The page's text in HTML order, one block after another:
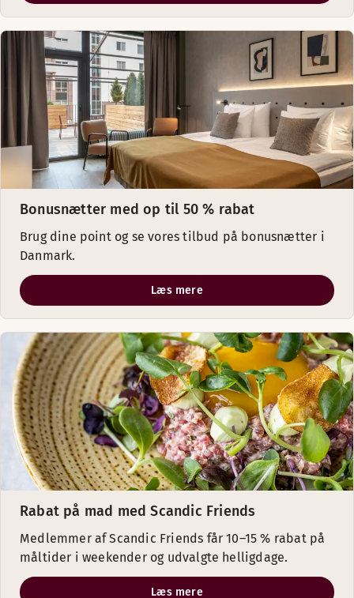
Bonusnætter med op til 50 % rabat
Brug dine point og se vores tilbud på bonusnætter i
Danmark.
Læs mere
Rabat på mad med Scandic Friends
Medlemmer af Scandic Friends får 10–15 % rabat på
måltider i weekender og udvalgte helligdage.
Læs mere